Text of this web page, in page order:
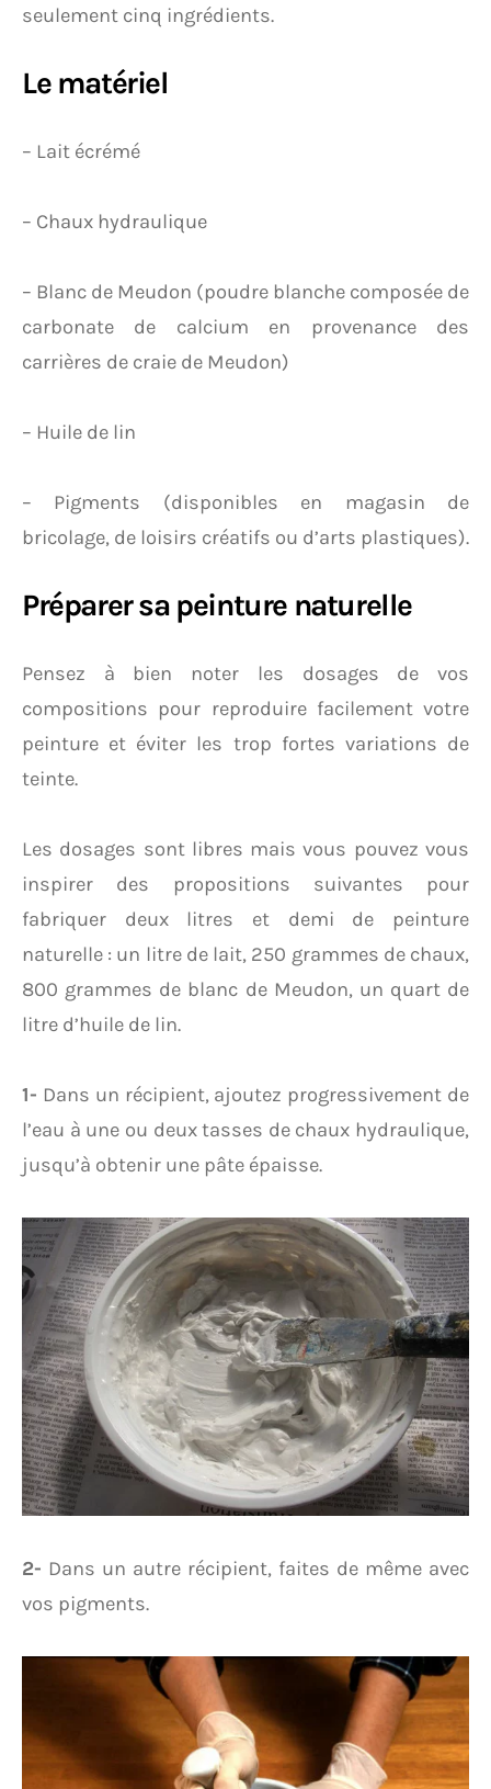
seulement cinq ingrédients.
Le matériel
– Lait écrémé
– Chaux hydraulique
– Blanc de Meudon (poudre blanche composée de
carbonate de calcium en provenance des
carrières de craie de Meudon)
– Huile de lin
– Pigments (disponibles en magasin de
bricolage, de loisirs créatifs ou d’arts plastiques).
Préparer sa peinture naturelle
Pensez à bien noter les dosages de vos
compositions pour reproduire facilement votre
peinture et éviter les trop fortes variations de
teinte.
Les dosages sont libres mais vous pouvez vous
inspirer des propositions suivantes pour
fabriquer deux litres et demi de peinture
naturelle : un litre de lait, 250 grammes de chaux,
800 grammes de blanc de Meudon, un quart de
litre d’huile de lin.
1- Dans un récipient, ajoutez progressivement de
l’eau à une ou deux tasses de chaux hydraulique,
jusqu’à obtenir une pâte épaisse.
2- Dans un autre récipient, faites de même avec
vos pigments.